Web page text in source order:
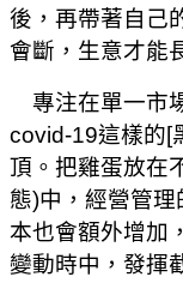
後，再帶著自己
會斷，生意才能
專注在單一市
covid-19這樣的[
頂。把雞蛋放在
態)中，經營管
本也會額外增加
變動時中，發揮